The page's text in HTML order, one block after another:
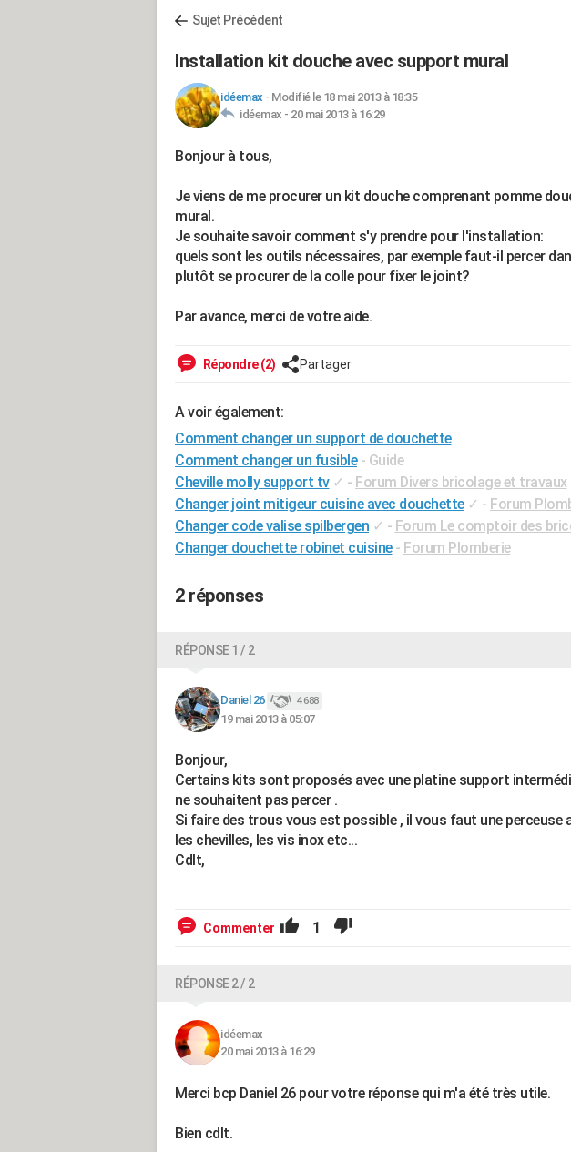
Sujet Précédent
Installation kit douche avec support mural
idéemax - Modifié le 18 mai 2013 à 18:35
idéemax - 20 mai 2013 à 16:29
Bonjour à tous,
Je viens de me procurer un kit douche comprenant pomme
mural.
Je souhaite savoir comment s'y prendre pour l'installation:
quels sont les outils nécessaires, par exemple faut-il percer
plutôt se procurer de la colle pour fixer le joint?
Par avance, merci de votre aide.
Répondre (2) Partager
A voir également:
Comment changer un support de douchette
Comment changer un fusible - Guide
Cheville molly support tv ✓ - Forum Divers bricolage et travaux
Changer joint mitigeur cuisine avec douchette ✓ - Forum
Changer code valise spilbergen ✓ - Forum Le comptoir des
Changer douchette robinet cuisine - Forum Plomberie
2 réponses
RÉPONSE 1 / 2
Daniel 26 4 688
19 mai 2013 à 05:07
Bonjour,
Certains kits sont proposés avec une platine support
ne souhaitent pas percer .
Si faire des trous vous est possible , il vous faut une perceuse
les chevilles, les vis inox etc...
Cdlt,
Commenter 1
RÉPONSE 2 / 2
idéemax
20 mai 2013 à 16:29
Merci bcp Daniel 26 pour votre réponse qui m'a été très utile.
Bien cdlt.